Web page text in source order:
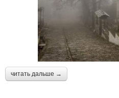
читать дальше →